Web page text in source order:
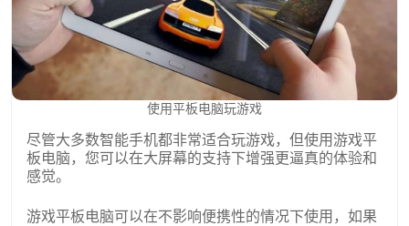
使用平板电脑玩游戏
尽管大多数智能手机都非常适合玩游戏，但使用游戏平
板电脑，您可以在大屏幕的支持下增强更逼真的体验和
感觉。
游戏平板电脑可以在不影响便携性的情况下使用，如果